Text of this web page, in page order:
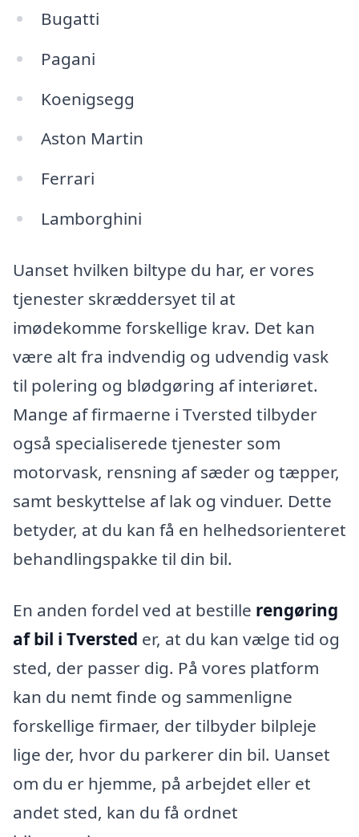
Bugatti
Pagani
Koenigsegg
Aston Martin
Ferrari
Lamborghini
Uanset hvilken biltype du har, er vores
tjenester skræddersyet til at
imødekomme forskellige krav. Det kan
være alt fra indvendig og udvendig vask
til polering og blødgøring af interiøret.
Mange af firmaerne i Tversted tilbyder
også specialiserede tjenester som
motorvask, rensning af sæder og tæpper,
samt beskyttelse af lak og vinduer. Dette
betyder, at du kan få en helhedsorienteret
behandlingspakke til din bil.
En anden fordel ved at bestille rengøring
af bil i Tversted er, at du kan vælge tid og
sted, der passer dig. På vores platform
kan du nemt finde og sammenligne
forskellige firmaer, der tilbyder bilpleje
lige der, hvor du parkerer din bil. Uanset
om du er hjemme, på arbejdet eller et
andet sted, kan du få ordnet